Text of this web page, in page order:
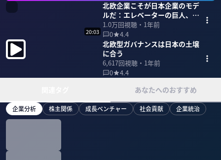
北欧企業こそが日本企業のモデ
ルだ：エレベーターの巨人、
KONEの研究
1.0万回視聴・ 1年前
0
4.4
20:03
北欧型ガバナンスは日本の土壌
に合う
6,617回視聴・ 1年前
0
4.4
あなたへのおすすめ
企業分析 株主関係 成長ベンチャー 社会貢献 企業統治